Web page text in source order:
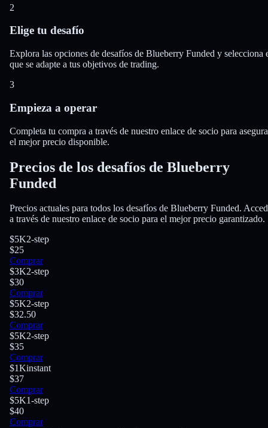
2
Elige tu desafío
Explora las opciones de desafíos de Blueberry Funded y selecciona
que se adapte a tus objetivos de trading.
3
Empieza a operar
Completa tu compra a través de nuestro enlace de socio para
el mejor precio disponible.
Precios de los desafíos de Blueberry
Funded
Precios actuales para todos los desafíos de Blueberry Funded.
a través de nuestro enlace de socio para el mejor precio garantizado.
$5K2-step
$25
Comprar
$3K2-step
$30
Comprar
$5K2-step
$32.50
Comprar
$5K2-step
$35
Comprar
$1Kinstant
$37
Comprar
$5K1-step
$40
Comprar